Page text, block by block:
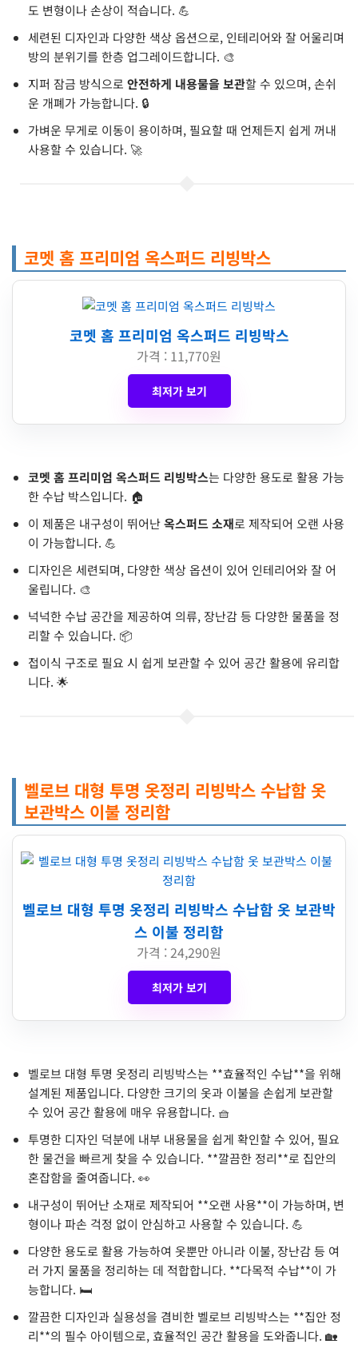
도 변형이나 손상이 적습니다. 💪
세련된 디자인과 다양한 색상 옵션으로, 인테리어와 잘 어울리며
방의 분위기를 한층 업그레이드합니다. 🎨
지퍼 잠금 방식으로 안전하게 내용물을 보관할 수 있으며, 손쉬
운 개폐가 가능합니다. 🔒
가벼운 무게로 이동이 용이하며, 필요할 때 언제든지 쉽게 꺼내
사용할 수 있습니다. 🚀
코멧 홈 프리미엄 옥스퍼드 리빙박스
코멧 홈 프리미엄 옥스퍼드 리빙박스
가격 : 11,770원
최저가 보기
코멧 홈 프리미엄 옥스퍼드 리빙박스는 다양한 용도로 활용 가능
한 수납 박스입니다. 🏠
이 제품은 내구성이 뛰어난옥스퍼드 소재로 제작되어 오랜 사용
이 가능합니다. 💪
디자인은 세련되며, 다양한 색상 옵션이 있어 인테리어와 잘 어
울립니다. 🎨
넉넉한 수납 공간을 제공하여 의류, 장난감 등 다양한 물품을 정
리할 수 있습니다. 📦
접이식 구조로 필요 시 쉽게 보관할 수 있어 공간 활용에 유리합
니다. 🌟
벨로브 대형 투명 옷정리 리빙박스 수납함 옷
보관박스 이불 정리함
벨로브 대형 투명 옷정리 리빙박스 수납함 옷 보관박
스 이불 정리함
가격 : 24,290원
최저가 보기
벨로브 대형 투명 옷정리 리빙박스는 **효율적인 수납**을 위해
설계된 제품입니다. 다양한 크기의 옷과 이불을 손쉽게 보관할
수 있어 공간 활용에 매우 유용합니다. 🧺
투명한 디자인 덕분에 내부 내용물을 쉽게 확인할 수 있어, 필요
한 물건을 빠르게 찾을 수 있습니다. **깔끔한 정리**로 집안의
혼잡함을 줄여줍니다. 👀
내구성이 뛰어난 소재로 제작되어 **오랜 사용**이 가능하며, 변
형이나 파손 걱정 없이 안심하고 사용할 수 있습니다. 💪
다양한 용도로 활용 가능하여 옷뿐만 아니라 이불, 장난감 등 여
러 가지 물품을 정리하는 데 적합합니다. **다목적 수납**이 가
능합니다. 🛏️
깔끔한 디자인과 실용성을 겸비한 벨로브 리빙박스는 **집안 정
리**의 필수 아이템으로, 효율적인 공간 활용을 도와줍니다. 🏡